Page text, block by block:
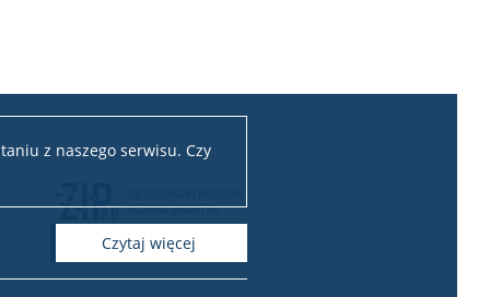
z naszego serwisu. Czy
czytaj więcej